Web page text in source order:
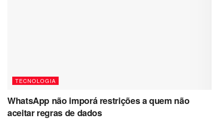
TECNOLOGIA
WhatsApp não imporá restrições a quem não
aceitar regras de dados